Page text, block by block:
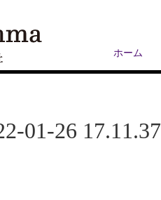
ホーム
01-26 17.11.37